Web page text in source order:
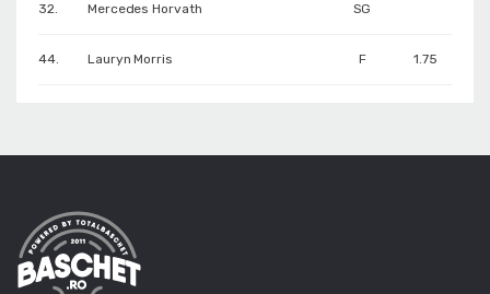
32. Mercedes Horvath SG
44. Lauryn Morris F 1.75